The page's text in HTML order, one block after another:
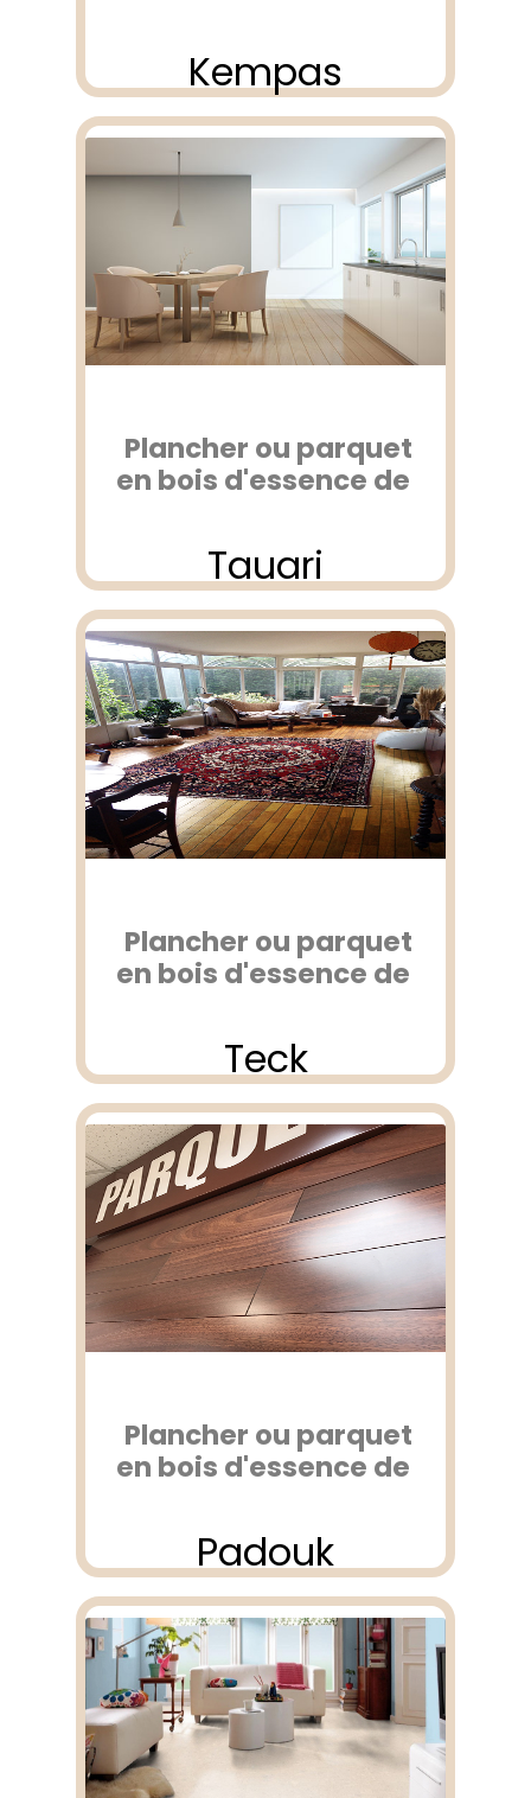
Kempas
Plancher ou parquet
en bois d'essence de
Tauari
Plancher ou parquet
en bois d'essence de
Teck
Plancher ou parquet
en bois d'essence de
Padouk